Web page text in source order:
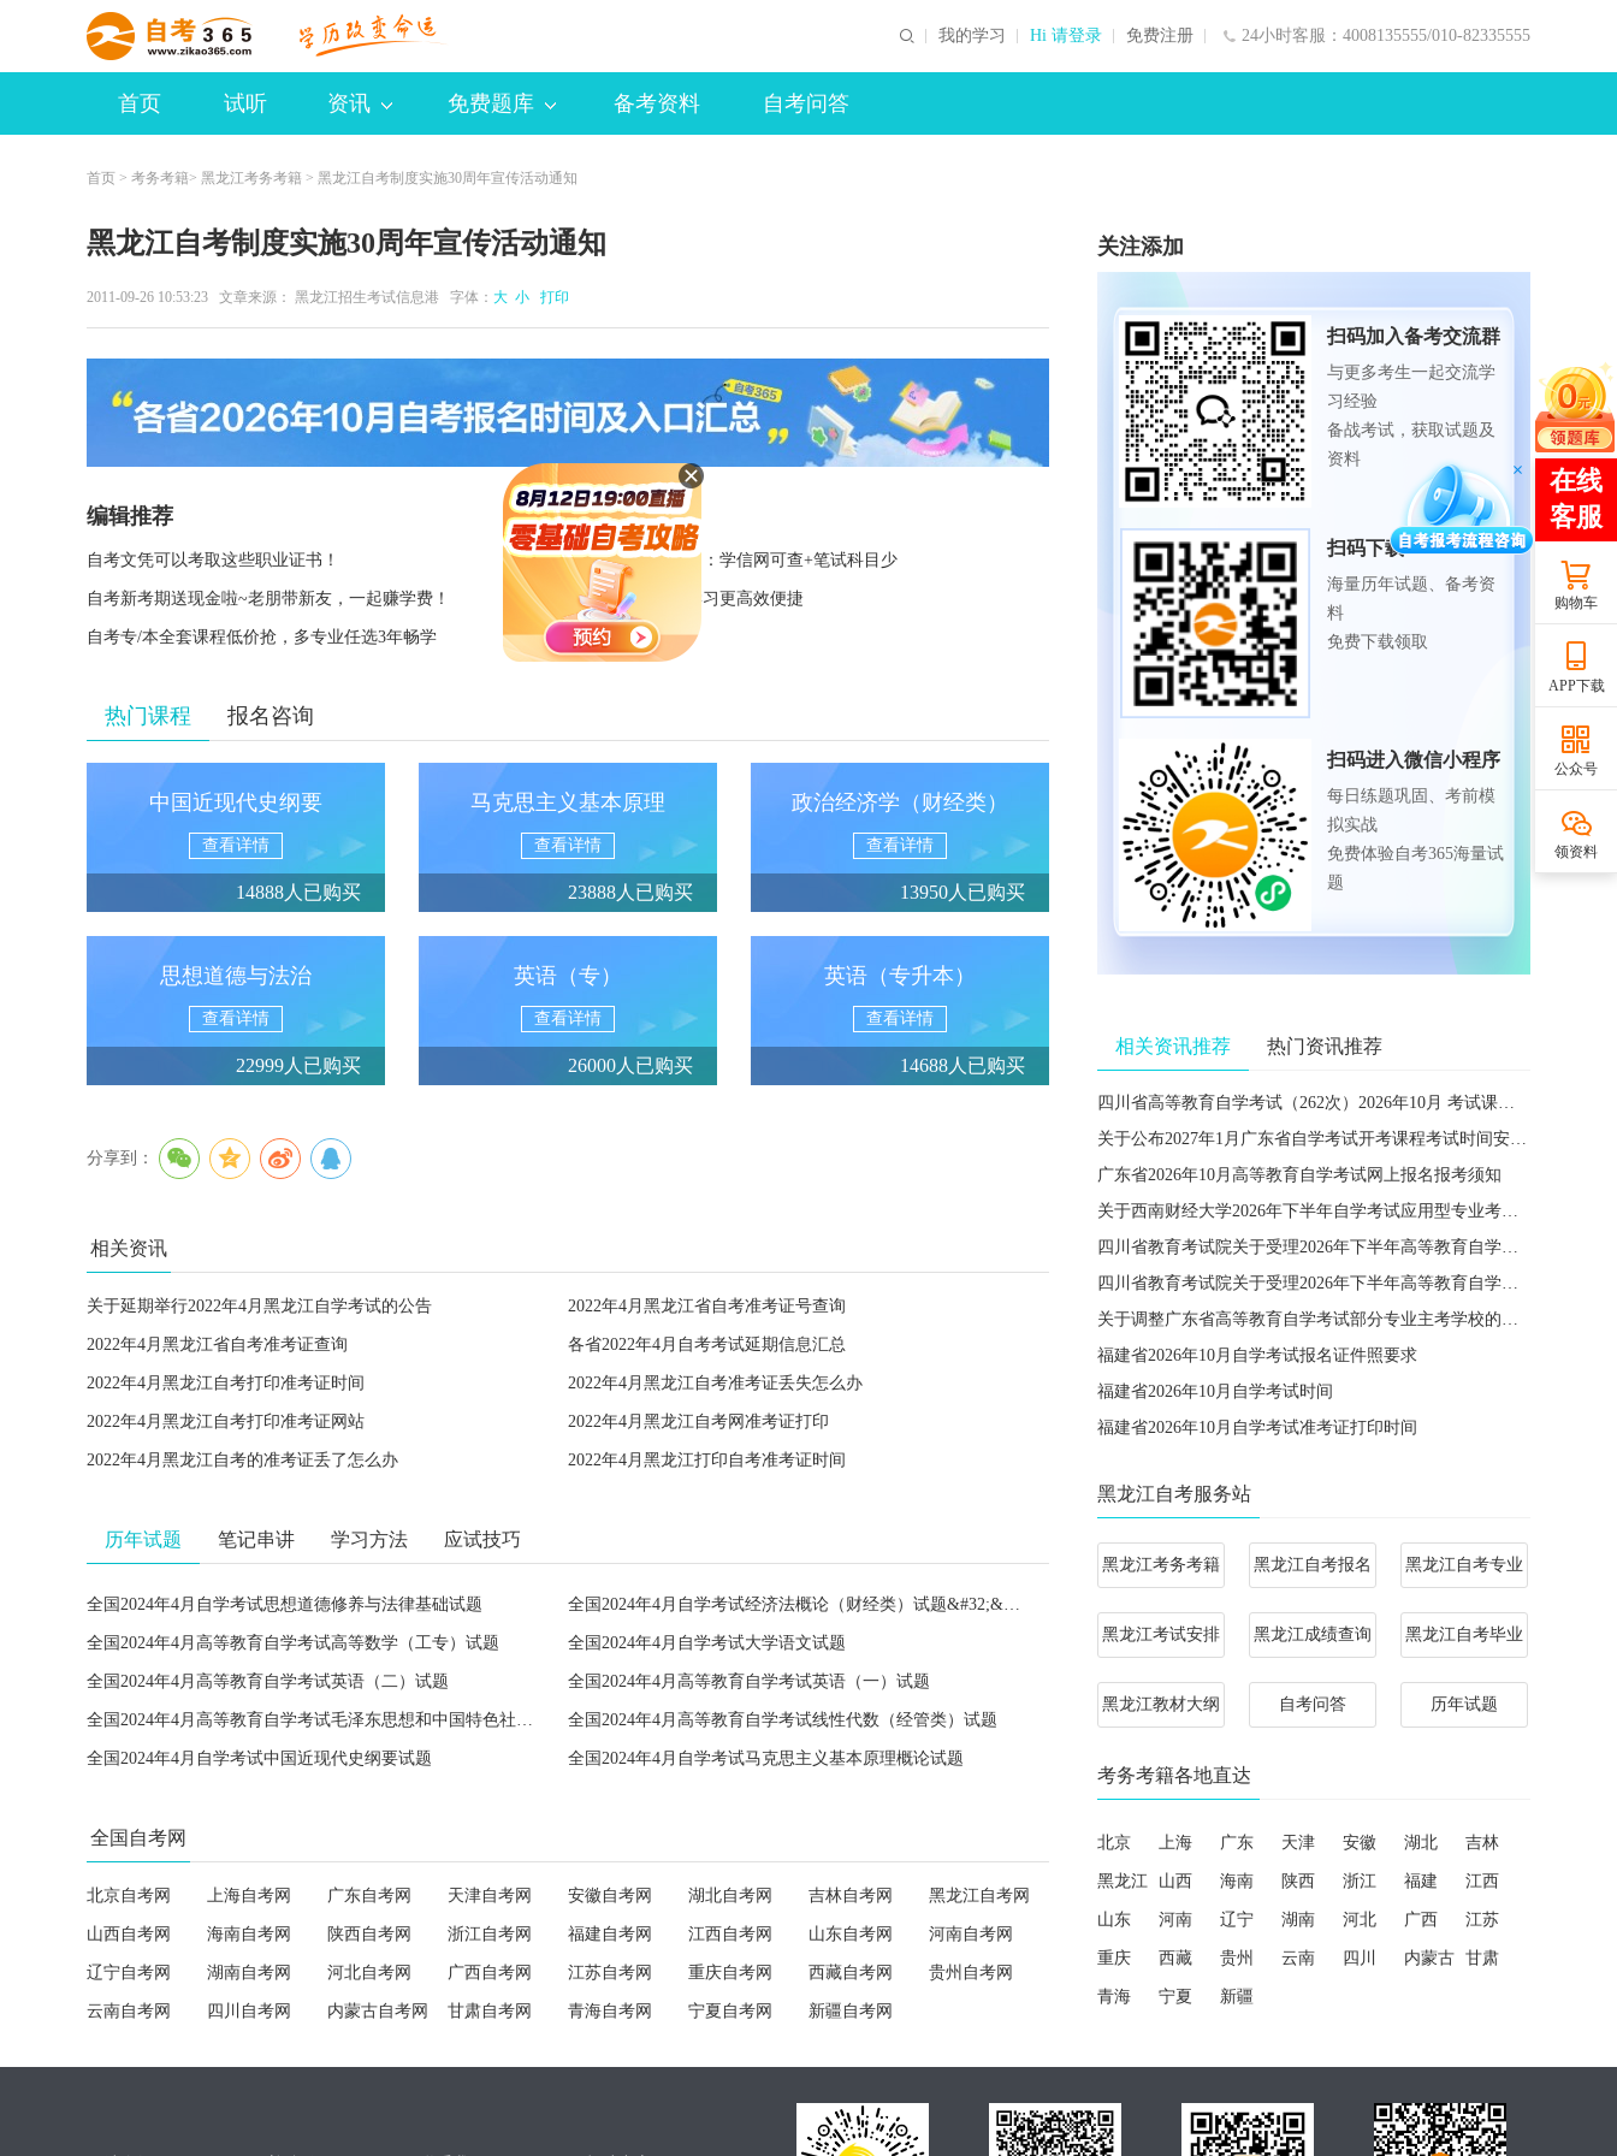
24小时客服：4008135555/010-82335555
我的学习 Hi 请登录 免费注册
首页 试听 资讯 免费题库 备考资料 自考问答
首页 > 考务考籍> 黑龙江考务考籍 > 黑龙江自考制度实施30周年宣传活动通知
黑龙江自考制度实施30周年宣传活动通知
2011-09-26 10:53:23 文章来源： 黑龙江招生考试信息港 字体： 大 小 打印
编辑推荐
自考文凭可以考取这些职业证书！ 应用型自考招生中：学信网可查+笔试科目少
自考新考期送现金啦~老朋带新友，一起赚学费！ 自考App下载 让学习更高效便捷
自考专/本全套课程低价抢，多专业任选3年畅学
热门课程 报名咨询
中国近现代史纲要
查看详情
14888人已购买
马克思主义基本原理
查看详情
23888人已购买
政治经济学（财经类）
查看详情
13950人已购买
思想道德与法治
查看详情
22999人已购买
英语（专）
查看详情
26000人已购买
英语（专升本）
查看详情
14688人已购买
分享到：
相关资讯
关于延期举行2022年4月黑龙江自学考试的公告 2022年4月黑龙江省自考准考证号查询
2022年4月黑龙江省自考准考证查询 各省2022年4月自考考试延期信息汇总
2022年4月黑龙江自考打印准考证时间 2022年4月黑龙江自考准考证丢失怎么办
2022年4月黑龙江自考打印准考证网站 2022年4月黑龙江自考网准考证打印
2022年4月黑龙江自考的准考证丢了怎么办 2022年4月黑龙江打印自考准考证时间
历年试题 笔记串讲 学习方法 应试技巧
全国2024年4月自学考试思想道德修养与法律基础试题 全国2024年4月自学考试经济法概论（财经类）试题&#32;&#32;
全国2024年4月高等教育自学考试高等数学（工专）试题 全国2024年4月自学考试大学语文试题
全国2024年4月高等教育自学考试英语（二）试题 全国2024年4月高等教育自学考试英语（一）试题
全国2024年4月高等教育自学考试毛泽东思想和中国特色社会主义理论体系概论试题 全国2024年4月高等教育自学考试线性代数（经管类）试题
全国2024年4月自学考试中国近现代史纲要试题 全国2024年4月自学考试马克思主义基本原理概论试题
全国自考网
北京自考网 上海自考网 广东自考网 天津自考网 安徽自考网 湖北自考网 吉林自考网 黑龙江自考网
山西自考网 海南自考网 陕西自考网 浙江自考网 福建自考网 江西自考网 山东自考网 河南自考网
辽宁自考网 湖南自考网 河北自考网 广西自考网 江苏自考网 重庆自考网 西藏自考网 贵州自考网
云南自考网 四川自考网 内蒙古自考网 甘肃自考网 青海自考网 宁夏自考网 新疆自考网
关注添加
扫码加入备考交流群
与更多考生一起交流学
习经验
备战考试，获取试题及
资料
扫码下载APP
海量历年试题、备考资
料
免费下载领取
扫码进入微信小程序
每日练题巩固、考前模
拟实战
免费体验自考365海量试
题
相关资讯推荐 热门资讯推荐
四川省高等教育自学考试（262次）2026年10月 考试课程简表
关于公布2027年1月广东省自学考试开考课程考试时间安排和使用教材的通知
广东省2026年10月高等教育自学考试网上报名报考须知
关于西南财经大学2026年下半年自学考试应用型专业考籍更改办理的通知
四川省教育考试院关于受理2026年下半年高等教育自学考试省际转考申请的通告
四川省教育考试院关于受理2026年下半年高等教育自学考试考籍更改申请的通告
关于调整广东省高等教育自学考试部分专业主考学校的通知
福建省2026年10月自学考试报名证件照要求
福建省2026年10月自学考试时间
福建省2026年10月自学考试准考证打印时间
黑龙江自考服务站
黑龙江考务考籍 黑龙江自考报名 黑龙江自考专业
黑龙江考试安排 黑龙江成绩查询 黑龙江自考毕业
黑龙江教材大纲 自考问答 历年试题
考务考籍各地直达
北京 上海 广东 天津 安徽 湖北 吉林
黑龙江 山西 海南 陕西 浙江 福建 江西
山东 河南 辽宁 湖南 河北 广西 江苏
重庆 西藏 贵州 云南 四川 内蒙古 甘肃
青海 宁夏 新疆
购物车
APP下载
公众号
领资料